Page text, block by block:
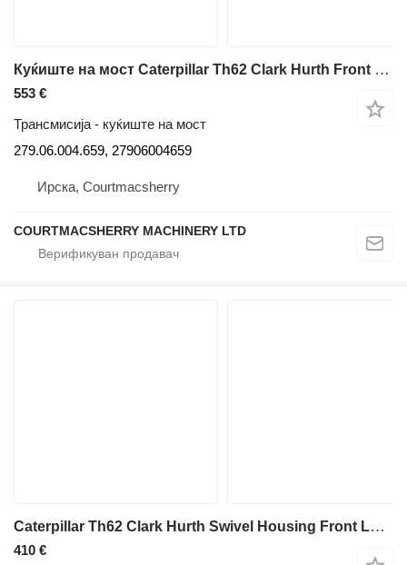
Куќиште на мост Caterpillar Th62 Clark Hurth Front Half Axle Housing 279.06.004.659, 2790600 за телескопски натоварувач
553 €
Трансмисија - куќиште на мост
279.06.004.659, 27906004659
Ирска, Courtmacsherry
COURTMACSHERRY MACHINERY LTD
Caterpillar Th62 Clark Hurth Swivel Housing Front Lhs, Rear Rhs 8i4330, 8i-4 8I-4330 за телескопски натоварувач Caterpillar TH62
410 €